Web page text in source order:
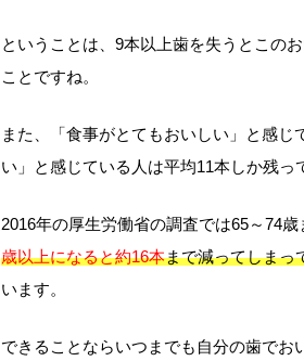
ということは、9本以上歯を失うとこの
ことですね。
また、「食事がとてもおいしい」と感
い」と感じている人は平均11本しか残っ
2016年の厚生労働省の調査では65～74
歳以上になると約16本まで減ってしまっ
います。
できることならいつまでも自分の歯でお